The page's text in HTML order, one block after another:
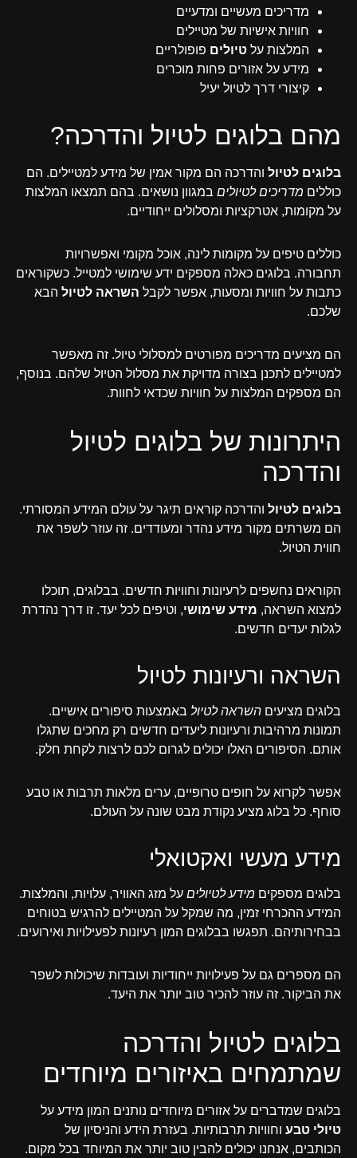
מדריכים מעשיים ומדעיים
חוויות אישיות של מטיילים
המלצות על טיולים פופולריים
מידע על אזורים פחות מוכרים
קיצורי דרך לטיול יעיל
מהם בלוגים לטיול והדרכה?
בלוגים לטיול והדרכה הם מקור אמין של מידע למטיילים. הם
כוללים מדריכים לטיולים במגוון נושאים. בהם תמצאו המלצות
על מקומות, אטרקציות ומסלולים ייחודיים.
כוללים טיפים על מקומות לינה, אוכל מקומי ואפשרויות
תחבורה. בלוגים כאלה מספקים ידע שימושי למטייל. כשקוראים
כתבות על חוויות ומסעות, אפשר לקבל השראה לטיול הבא
שלכם.
הם מציעים מדריכים מפורטים למסלולי טיול. זה מאפשר
למטיילים לתכנן בצורה מדויקת את מסלול הטיול שלהם. בנוסף,
הם מספקים המלצות על חוויות שכדאי לחוות.
היתרונות של בלוגים לטיול
והדרכה
בלוגים לטיול והדרכה קוראים תיגר על עולם המידע המסורתי.
הם משרתים מקור מידע נהדר ומעודדים. זה עוזר לשפר את
חווית הטיול.
הקוראים נחשפים לרעיונות וחוויות חדשים. בבלוגים, תוכלו
למצוא השראה, מידע שימושי, וטיפים לכל יעד. זו דרך נהדרת
לגלות יעדים חדשים.
השראה ורעיונות לטיול
בלוגים מציעים השראה לטיול באמצעות סיפורים אישיים.
תמונות מרהיבות ורעיונות ליעדים חדשים רק מחכים שתגלו
אותם. הסיפורים האלו יכולים לגרום לכם לרצות לקחת חלק.
אפשר לקרוא על חופים טרופיים, ערים מלאות תרבות או טבע
סוחף. כל בלוג מציע נקודת מבט שונה על העולם.
מידע מעשי ואקטואלי
בלוגים מספקים מידע לטיולים על מזג האוויר, עלויות, והמלצות.
המידע ההכרחי זמין, מה שמקל על המטיילים להרגיש בטוחים
בבחירותיהם. תפגשו בבלוגים המון רעיונות לפעילויות ואירועים.
הם מספרים גם על פעילויות ייחודיות ועובדות שיכולות לשפר
את הביקור. זה עוזר להכיר טוב יותר את היעד.
בלוגים לטיול והדרכה
שמתמחים באיזורים מיוחדים
בלוגים שמדברים על אזורים מיוחדים נותנים המון מידע על
טיולי טבע וחוויות תרבותיות. בעזרת הידע והניסיון של
הכותבים, אנחנו יכולים להבין טוב יותר את המיוחד בכל מקום.